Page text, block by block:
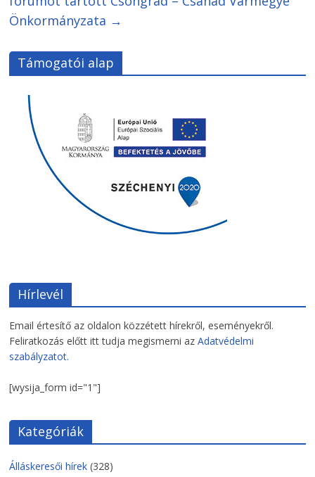
Önkormányzata →
Támogatói alap
Hírlevél
Email értesítő az oldalon közzétett hírekről, eseményekről.
Feliratkozás előtt itt tudja megismerni azAdatvédelmi
szabályzatot.
[wysija_form id="1"]
Kategóriák
Álláskeresői hírek (328)